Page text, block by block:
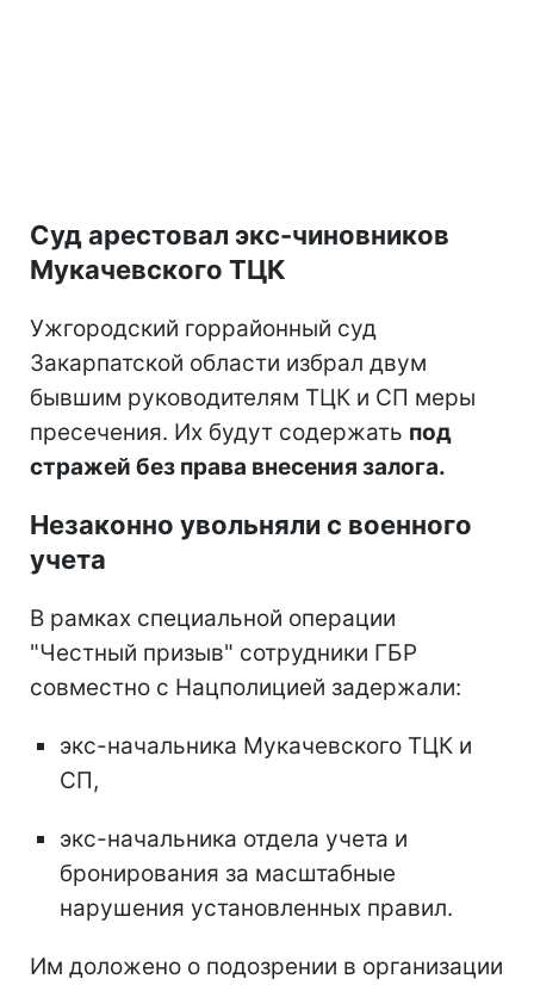
Суд арестовал экс-чиновников
Мукачевского ТЦК
Ужгородский горрайонный суд
Закарпатской области избрал двум
бывшим руководителям ТЦК и СП меры
пресечения. Их будут содержать под
стражей без права внесения залога.
Незаконно увольняли с военного
учета
В рамках специальной операции
"Честный призыв" сотрудники ГБР
совместно с Нацполицией задержали:
экс-начальника Мукачевского ТЦК и
СП,
экс-начальника отдела учета и
бронирования за масштабные
нарушения установленных правил.
Им доложено о подозрении в организации